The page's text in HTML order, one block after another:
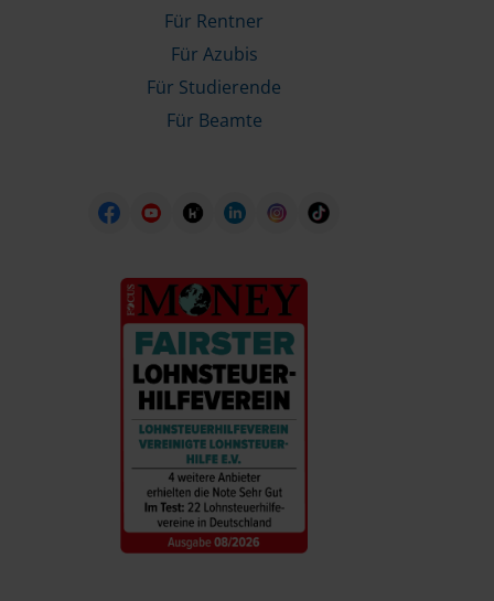
Für Rentner
Für Azubis
Für Studierende
Für Beamte